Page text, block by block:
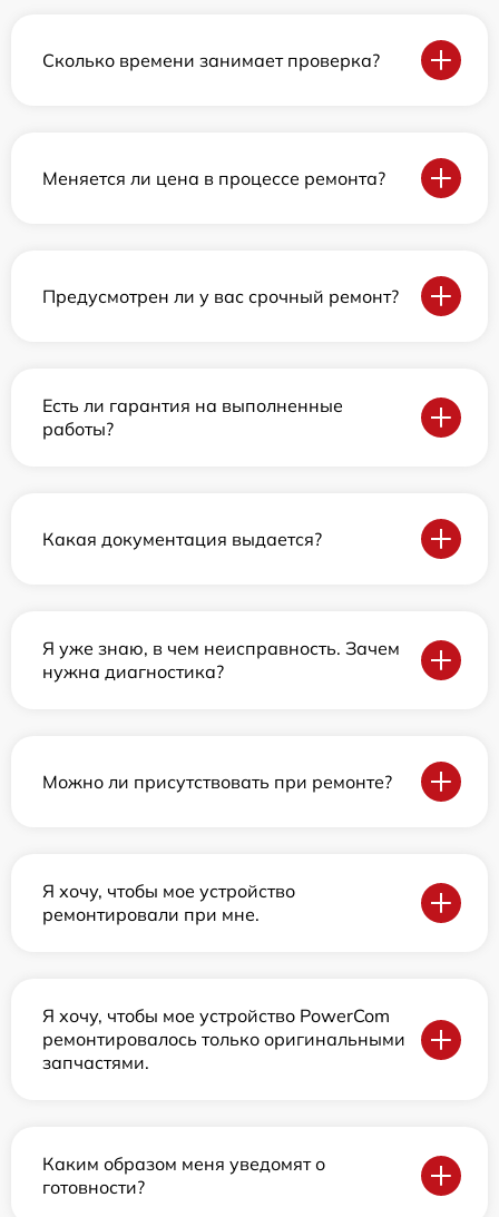
Сколько времени занимает проверка?
Меняется ли цена в процессе ремонта?
Предусмотрен ли у вас срочный ремонт?
Есть ли гарантия на выполненные
работы?
Какая документация выдается?
Я уже знаю, в чем неисправность. Зачем
нужна диагностика?
Можно ли присутствовать при ремонте?
Я хочу, чтобы мое устройство
ремонтировали при мне.
Я хочу, чтобы мое устройство PowerCom
ремонтировалось только оригинальными
запчастями.
Каким образом меня уведомят о
готовности?